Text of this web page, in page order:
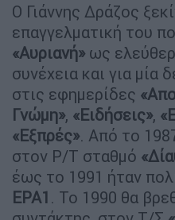
Ο Γιάννης Δράζος
επαγγελματική του
«Αυριανή» ως
συνέχεια και για μία
στις εφημερίδες
Γνώμη», «Ειδήσεις»,
«Εξπρές». Από το
στον Ρ/Τ σταθμό
έως το 1991 ήταν
ΕΡΑ1 . Το 1990 θα